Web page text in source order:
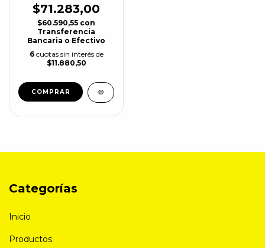
$71.283,00
$60.590,55 con
Transferencia
Bancaria o Efectivo
6 cuotas sin interés de
$11.880,50
COMPRAR
Categorías
Inicio
Productos